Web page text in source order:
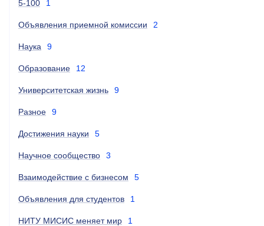
5-100 1
Объявления приемной комиссии 2
Наука 9
Образование 12
Университетская жизнь 9
Разное 9
Достижения науки 5
Научное сообщество 3
Взаимодействие с бизнесом 5
Объявления для студентов 1
НИТУ МИСИС меняет мир 1